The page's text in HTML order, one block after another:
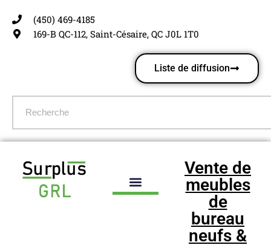
Aller
(450) 469-4185
169-B QC-112, Saint-Césaire, QC J0L 1T0
Liste de diffusion
Vente de
meubles
de
bureau
neufs &